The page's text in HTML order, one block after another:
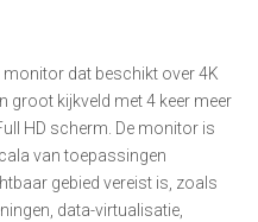
monitor dat beschikt over 4K
groot kijkveld met 4 keer meer
HD scherm. De monitor is
van toepassingen
gebied vereist is, zoals
data-virtualisatie,